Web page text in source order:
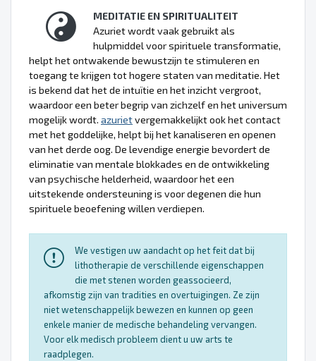
MEDITATIE EN SPIRITUALITEIT
Azuriet wordt vaak gebruikt als
hulpmiddel voor spirituele transformatie,
helpt het ontwakende bewustzijn te stimuleren en
toegang te krijgen tot hogere staten van meditatie. Het
is bekend dat het de intuïtie en het inzicht vergroot,
waardoor een beter begrip van zichzelf en het universum
mogelijk wordt. azurietvergemakkelijkt ook het contact
met het goddelijke, helpt bij het kanaliseren en openen
van het derde oog. De levendige energie bevordert de
eliminatie van mentale blokkades en de ontwikkeling
van psychische helderheid, waardoor het een
uitstekende ondersteuning is voor degenen die hun
spirituele beoefening willen verdiepen.
We vestigen uw aandacht op het feit dat bij
lithotherapie de verschillende eigenschappen
die met stenen worden geassocieerd,
afkomstig zijn van tradities en overtuigingen. Ze zijn
niet wetenschappelijk bewezen en kunnen op geen
enkele manier de medische behandeling vervangen.
Voor elk medisch probleem dient u uw arts te
raadplegen.